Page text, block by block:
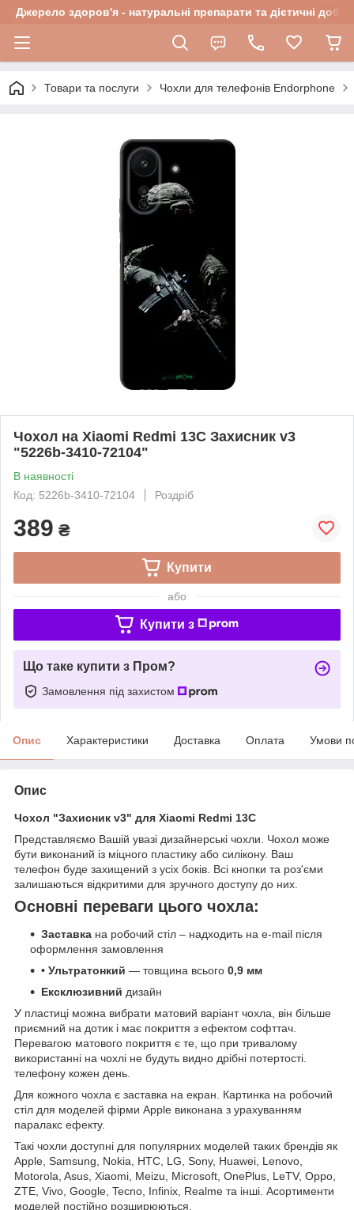
Джерело здоров'я - натуральні препарати та дієтичні
Товари та послуги Чохли для телефонів Endorphone
Чохол на Xiaomi Redmi 13C Захисник v3
"5226b-3410-72104"
В наявності
Код: 5226b-3410-72104
Роздріб
389 ₴
Купити
або
Купити з
Що таке купити з Пром?
Замовлення під захистом
Опис Характеристики Доставка Оплата Умови
Опис
Чохол "Захисник v3" для Xiaomi Redmi 13C
Представляємо Вашій увазі дизайнерські чохли. Чохол може
бути виконаний із міцного пластику або силікону. Ваш
телефон буде захищений з усіх боків. Всі кнопки та роз'єми
залишаються відкритими для зручного доступу до них.
Основні переваги цього чохла:
Заставка на робочий стіл – надходить на e-mail після
оформлення замовлення
• Ультратонкий — товщина всього 0,9 мм
Ексклюзивний дизайн
У пластиці можна вибрати матовий варіант чохла, він більше
приємний на дотик і має покриття з ефектом софттач.
Перевагою матового покриття є те, що при тривалому
використанні на чохлі не будуть видно дрібні потертості.
телефону кожен день.
Для кожного чохла є заставка на екран. Картинка на робочий
стіл для моделей фірми Apple виконана з урахуванням
паралакс ефекту.
Такі чохли доступні для популярних моделей таких брендів як
Apple, Samsung, Nokia, HTC, LG, Sony, Huawei, Lenovo,
Motorola, Asus, Xiaomi, Meizu, Microsoft, OnePlus, LeTV, Oppo,
ZTE, Vivo, Google, Tecno, Infinix, Realme та інші. Асортименти
моделей постійно розширюються.